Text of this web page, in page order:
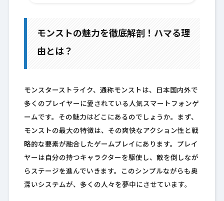
モンストの魅力を徹底解剖！ハマる理
由とは？
モンスターストライク、通称モンストは、日本国内外で
多くのプレイヤーに愛されている人気スマートフォンゲ
ームです。その魅力はどこにあるのでしょうか。まず、
モンストの最大の特徴は、その爽快なアクション性と戦
略的な要素が融合したゲームプレイにあります。プレイ
ヤーは自分の持つキャラクターを駆使し、敵を倒しなが
らステージを進んでいきます。このシンプルながらも奥
深いシステムが、多くの人々を夢中にさせています。